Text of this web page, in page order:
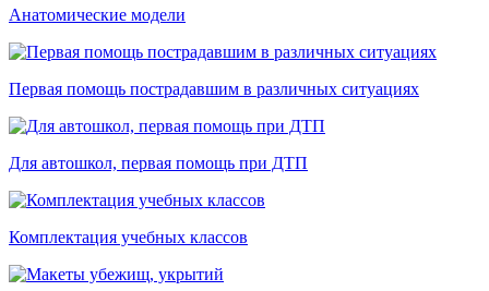
Анатомические модели
Первая помощь пострадавшим в различных ситуациях
Для автошкол, первая помощь при ДТП
Комплектация учебных классов